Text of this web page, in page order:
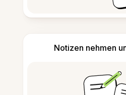
Notizen nehmen